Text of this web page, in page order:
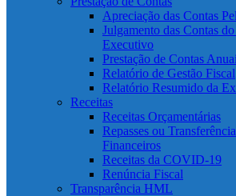
Apreciação das Contas
Julgamento das Contas
Executivo
Prestação de Contas
Relatório de Gestão Fiscal
Relatório Resumido da
Receitas
Receitas Orçamentárias
Repasses ou
Financeiros
Receitas da COVID-19
Renúncia Fiscal
Transparência HML